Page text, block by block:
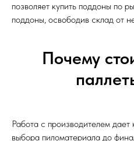
позволяет купить поддоны по
поддоны, освободив склад от
Почему
Работа с производителем дает
выбора пиломатериала до